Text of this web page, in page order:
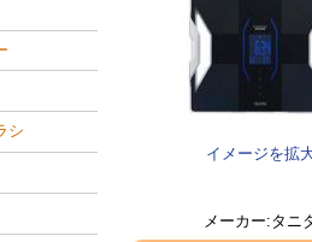
イメージを拡
メーカー:タニ
シ